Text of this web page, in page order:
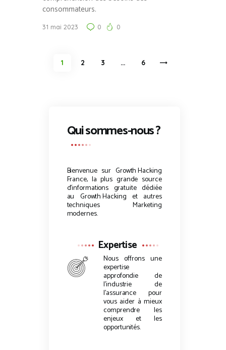
consommateurs.
31 mai 2023 0 0
Pagination
PAGE
1 PAGE
2 PAGE
3 … PAGE
6
Qui sommes-nous ?
Bienvenue sur Growth Hacking
France, la plus grande source
d’informations gratuite dédiée
au Growth Hacking et autres
techniques Marketing
modernes.
Expertise
Nous offrons une
expertise
approfondie de
l’industrie de
l’assurance pour
vous aider à mieux
comprendre les
enjeux et les
opportunités.